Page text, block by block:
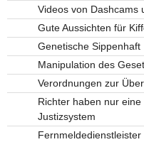
Videos von Dashcams
Gute Aussichten für
Genetische Sippenhaft
Manipulation des
Verordnungen zur
Richter haben nur
Justizsystem